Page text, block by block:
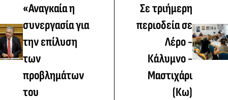
«Αναγκαία η
συνεργασία για
την επίλυση
των
προβλημάτων
του
Σε τριήμερη
περιοδεία σε
Λέρο -
Κάλυμνο -
Μαστιχάρι
(Κω)